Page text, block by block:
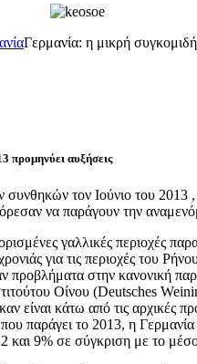
Γερμανία: η μικρή
προμηνύει αυξήσεις
τον Ιούνιο του 2013 ,
να παράγουν την
γαλλικές περιοχές
για τις περιοχές του
προβλήματα στην κανονική
Οίνου (Deutsches
είναι κάτω από τις αρχικές
παράγει το 2013, η
9% σε σύγκριση με το